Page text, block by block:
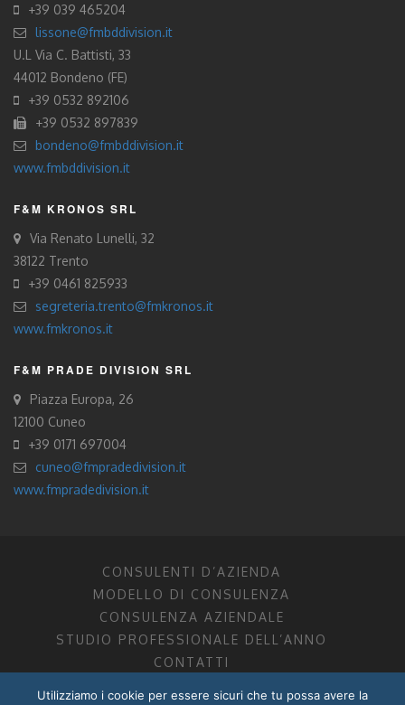
+39 039 465204
lissone@fmbddivision.it
U.L Via C. Battisti, 33
44012 Bondeno (FE)
+39 0532 892106
+39 0532 897839
bondeno@fmbddivision.it
www.fmbddivision.it
F&M KRONOS SRL
Via Renato Lunelli, 32
38122 Trento
+39 0461 825933
segreteria.trento@fmkronos.it
www.fmkronos.it
F&M PRADE DIVISION SRL
Piazza Europa, 26
12100 Cuneo
+39 0171 697004
cuneo@fmpradedivision.it
www.fmpradedivision.it
CONSULENTI D’AZIENDA
MODELLO DI CONSULENZA
CONSULENZA AZIENDALE
STUDIO PROFESSIONALE DELL’ANNO
CONTATTI
FM CONSULENTI D’AZIENDA SOCIETÀ TRA PROFESSIONISTI
Utilizziamo i cookie per essere sicuri che tu possa avere la